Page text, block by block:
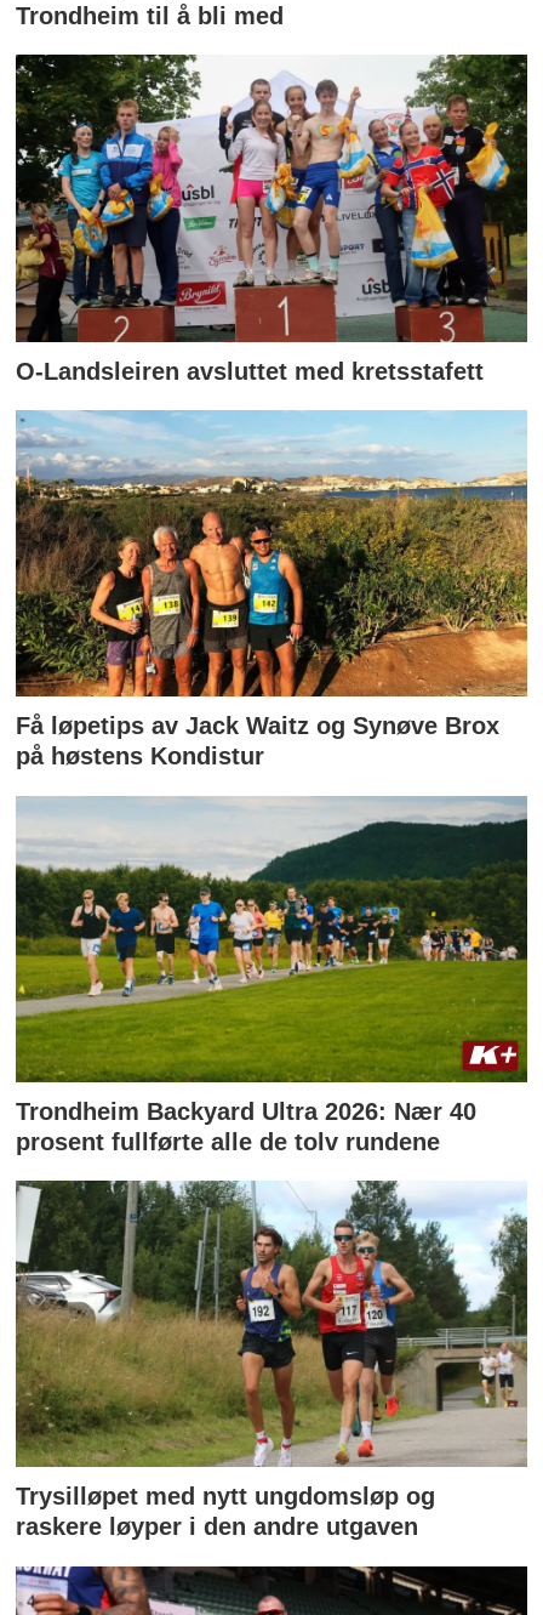
Trondheim til å bli med
O-Landsleiren avsluttet med kretsstafett
Få løpetips av Jack Waitz og Synøve Brox
på høstens Kondistur
Trondheim Backyard Ultra 2026: Nær 40
prosent fullførte alle de tolv rundene
Trysilløpet med nytt ungdomsløp og
raskere løyper i den andre utgaven